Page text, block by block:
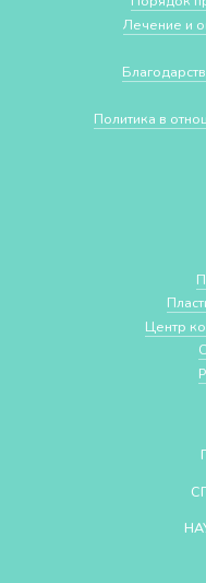
Лечение и
Политика в
Центр